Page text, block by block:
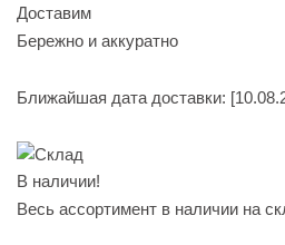
Доставим
Бережно и аккуратно
Ближайшая дата доставки:
В наличии!
Весь ассортимент в наличии на